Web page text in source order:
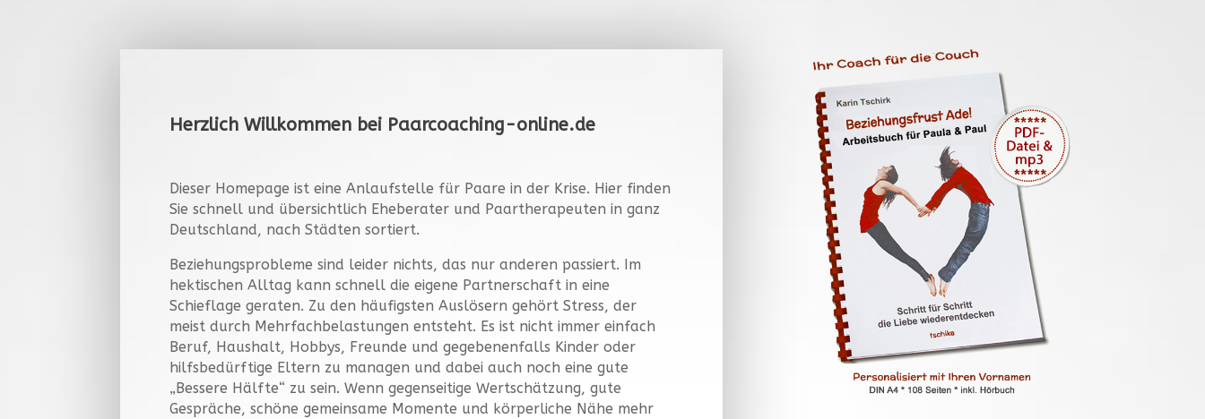
Herzlich Willkommen bei Paarcoaching-online.de
Dieser Homepage ist eine Anlaufstelle für Paare in der Krise. Hier finden
Sie schnell und übersichtlich Eheberater und Paartherapeuten in ganz
Deutschland, nach Städten sortiert.
Beziehungsprobleme sind leider nichts, das nur anderen passiert. Im
hektischen Alltag kann schnell die eigene Partnerschaft in eine
Schieflage geraten. Zu den häufigsten Auslösern gehört Stress, der
meist durch Mehrfachbelastungen entsteht. Es ist nicht immer einfach
Beruf, Haushalt, Hobbys, Freunde und gegebenenfalls Kinder oder
hilfsbedürftige Eltern zu managen und dabei auch noch eine gute
„Bessere Hälfte“ zu sein. Wenn gegenseitige Wertschätzung, gute
Gespräche, schöne gemeinsame Momente und körperliche Nähe mehr